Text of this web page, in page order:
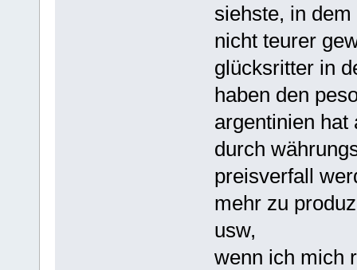
siehste, in
nicht teurer
glücksritter in
haben den
argentinien hat
durch
preisverfall
mehr zu
usw,
wenn ich mich